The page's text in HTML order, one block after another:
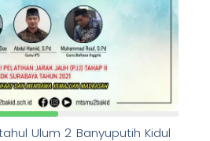
Ulum 2 Banyuputih Kidul